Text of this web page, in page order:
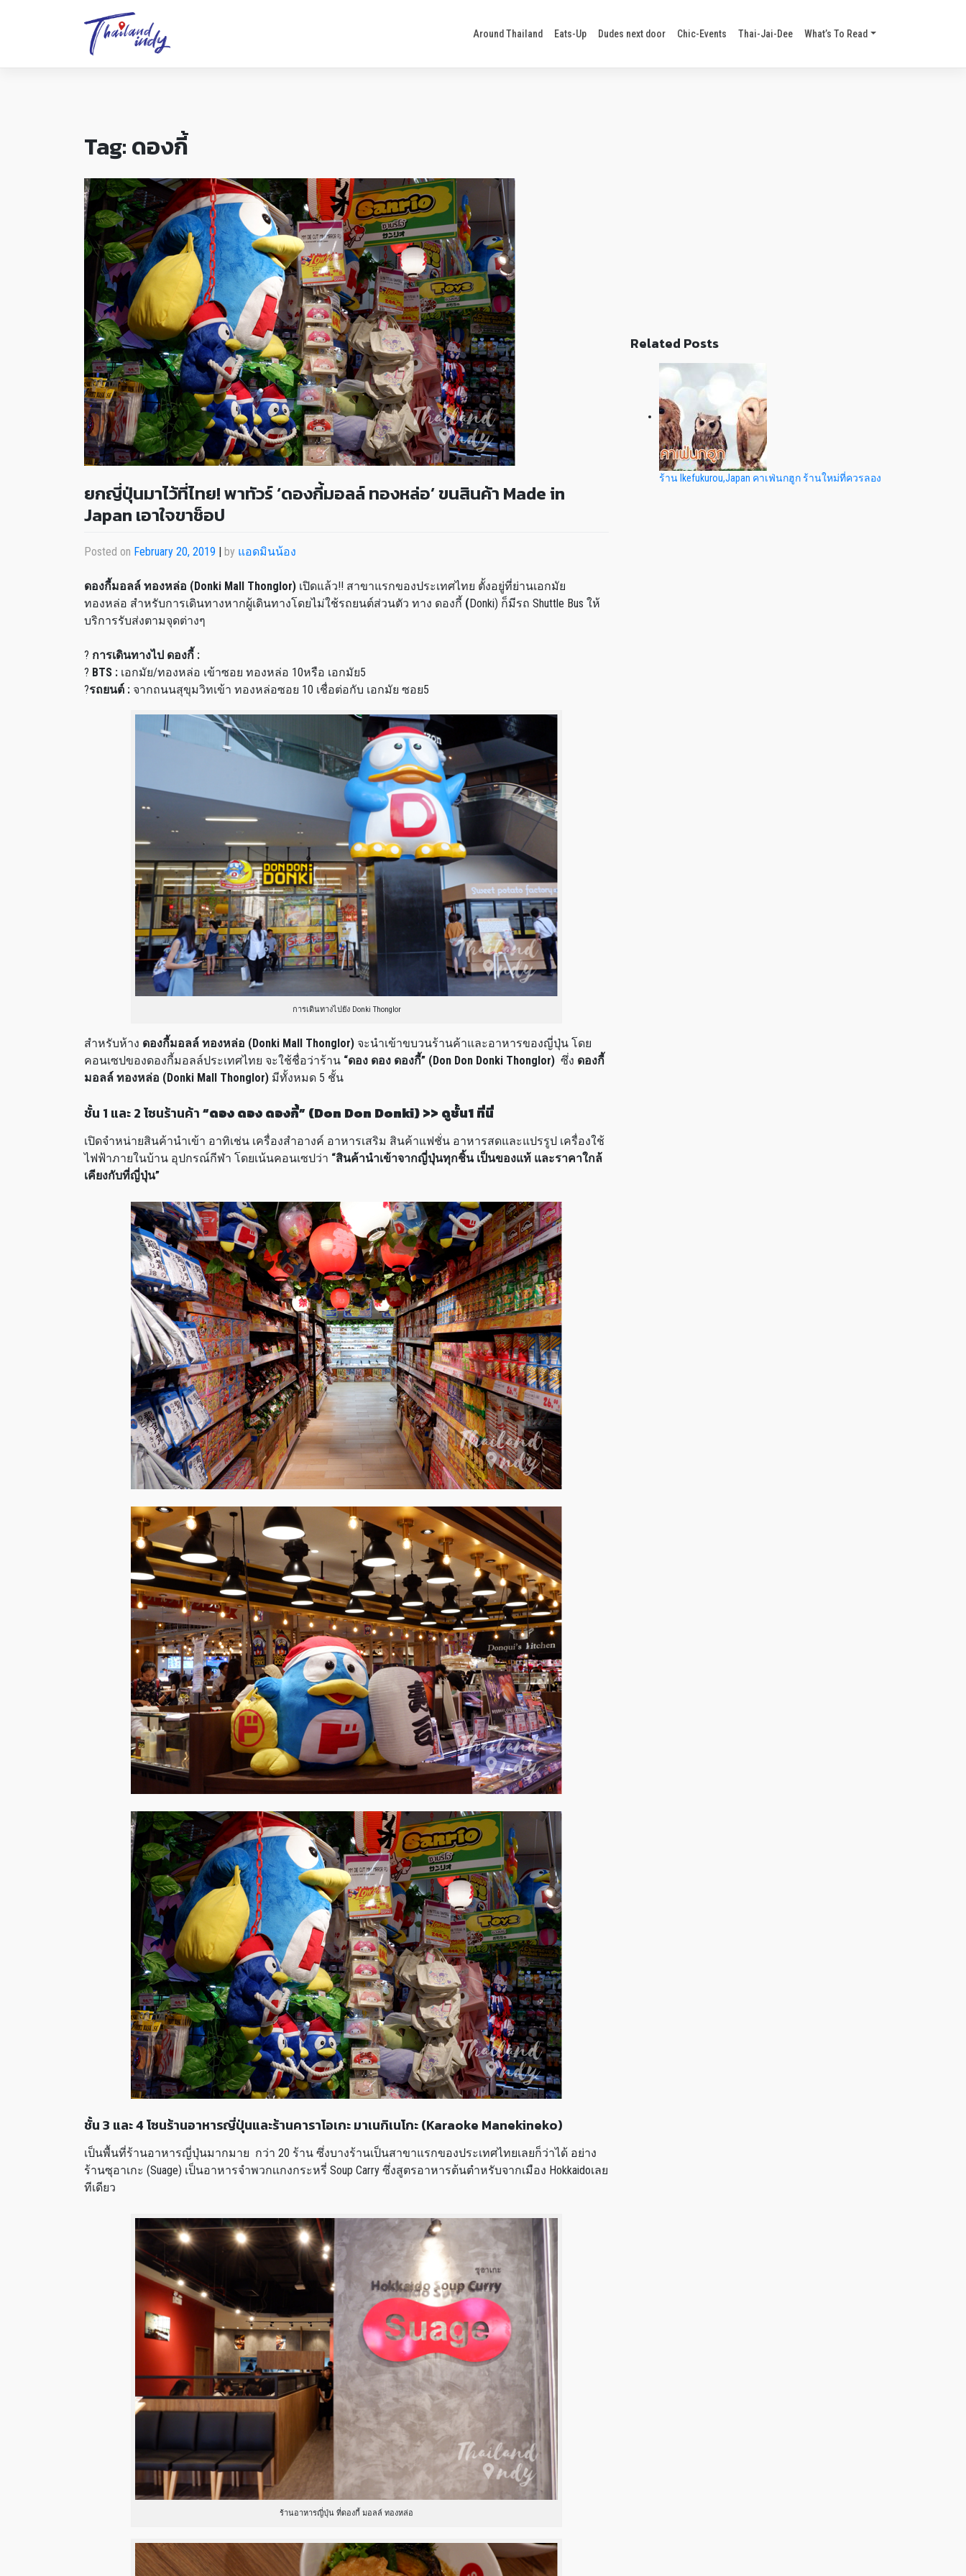
Around Thailand Eats-Up Dudes next door Chic-Events Thai-Jai-Dee What’s To Read
Tag:ดองกี้
ยกญี่ปุ่นมาไว้ที่ไทย! พาทัวร์ ‘ดองกี้มอลล์ ทองหล่อ’ ขนสินค้า Made in
Japan เอาใจขาช็อป
Posted on February 20, 2019 | by แอดมินน้อง
ดองกี้มอลล์ ทองหล่อ (Donki Mall Thonglor) เปิดแล้ว!! สาขาแรกของประเทศไทย ตั้งอยู่ที่ย่านเอกมัย
ทองหล่อ สำหรับการเดินทางหากผู้เดินทางโดยไม่ใช้รถยนต์ส่วนตัว ทาง ดองกี้ (Donki) ก็มีรถ Shuttle Bus ให้
บริการรับส่งตามจุดต่างๆ
? การเดินทางไป ดองกี้ :
? BTS : เอกมัย/ทองหล่อ เข้าซอย ทองหล่อ 10หรือ เอกมัย5
?รถยนต์ : จากถนนสุขุมวิทเข้า ทองหล่อซอย 10 เชื่อต่อกับ เอกมัย ซอย5
การเดินทางไปยัง Donki Thonglor
สำหรับห้าง ดองกี้มอลล์ ทองหล่อ (Donki Mall Thonglor) จะนำเข้าขบวนร้านค้าและอาหารของญี่ปุ่น โดย
คอนเซปของดองกี้มอลล์ประเทศไทย จะใช้ชื่อว่าร้าน “ดอง ดอง ดองกี้” (Don Don Donki Thonglor) ซึ่ง ดองกี้
มอลล์ ทองหล่อ (Donki Mall Thonglor) มีทั้งหมด 5 ชั้น
ชั้น 1 และ 2 โซนร้านค้า“ดอง ดอง ดองกี้” (Don Don Donki) >> ดูชั้น1 ที่นี่
เปิดจำหน่ายสินค้านำเข้า อาทิเช่น เครื่องสำอางค์ อาหารเสริม สินค้าแฟชั่น อาหารสดและแปรรูป เครื่องใช้
ไฟฟ้าภายในบ้าน อุปกรณ์กีฬา โดยเน้นคอนเซปว่า “สินค้านำเข้าจากญี่ปุ่นทุกชิ้น เป็นของแท้ และราคาใกล้
เคียงกับที่ญี่ปุ่น”
ชั้น 3 และ 4 โซนร้านอาหารญี่ปุ่นและร้านคาราโอเกะ มาเนกิเนโกะ (Karaoke Manekineko)
เป็นพื้นที่ร้านอาหารญี่ปุ่นมากมาย กว่า 20 ร้าน ซึ่งบางร้านเป็นสาขาแรกของประเทศไทยเลยก็ว่าได้ อย่าง
ร้านซุอาเกะ (Suage) เป็นอาหารจำพวกเเกงกระหรี่ Soup Carry ซึ่งสูตรอาหารต้นตำหรับจากเมือง Hokkaidoเลย
ทีเดียว
ร้านอาหารญี่ปุ่น ที่ดองกี้ มอลล์ ทองหล่อ
Related Posts
ร้าน Ikefukurou,Japan คาเฟ่นกฮูก ร้านใหม่ที่ควรลอง